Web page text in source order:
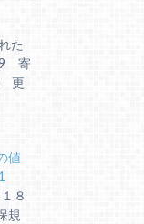
た
寄
更
値
８
規